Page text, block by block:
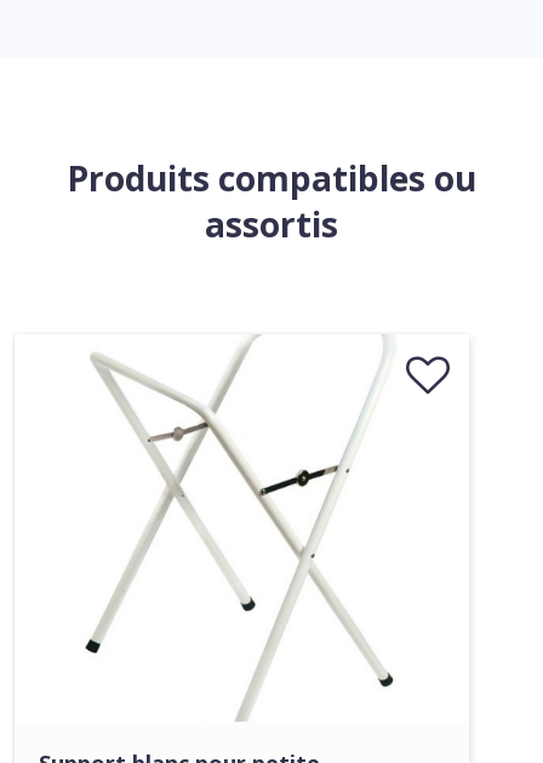
Produits compatibles ou
assortis